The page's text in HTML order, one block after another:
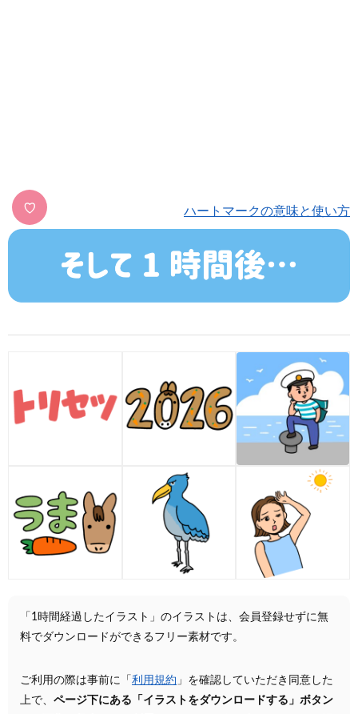
♡ ハートマークの意味と使い方
「1時間経過したイラスト」のイラストは、会員登録せずに無
料でダウンロードができるフリー素材です。
ご利用の際は事前に「 利用規約 」を確認していただき同意した
上で、 ページ下にある「イラストをダウンロードする」ボタン